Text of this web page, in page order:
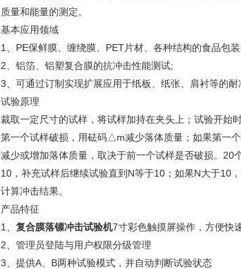
质量和能量的测定。
基本应用领域
1、PE保鲜膜、缠绕膜、PET片材、各种结构的食品包
2、铝箔、铝塑复合膜的抗冲击性能测试;
3、可通过订制实现扩展应用于纸板、纸张、肩衬等的耐
试验原理
裁取一定尺寸的试样，将试样加持在夹头上；试验开
第一个试样破损，用砝码△m减少落体质量；如果第一
减少或增加落体质量，取决于前一个试样是否破损。
10，补充试样后继续试验直到N等于10；如果N大于10
计算冲击结果。
产品特征
1、 复合膜落镖冲击试验机7寸彩色触摸屏操作，方便快
2、管理员登陆与用户权限分级管理
3、提供A、B两种试验模式，并自动判断试验状态